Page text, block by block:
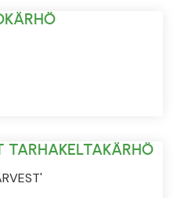
TARHAKELTAKÄRHÖ